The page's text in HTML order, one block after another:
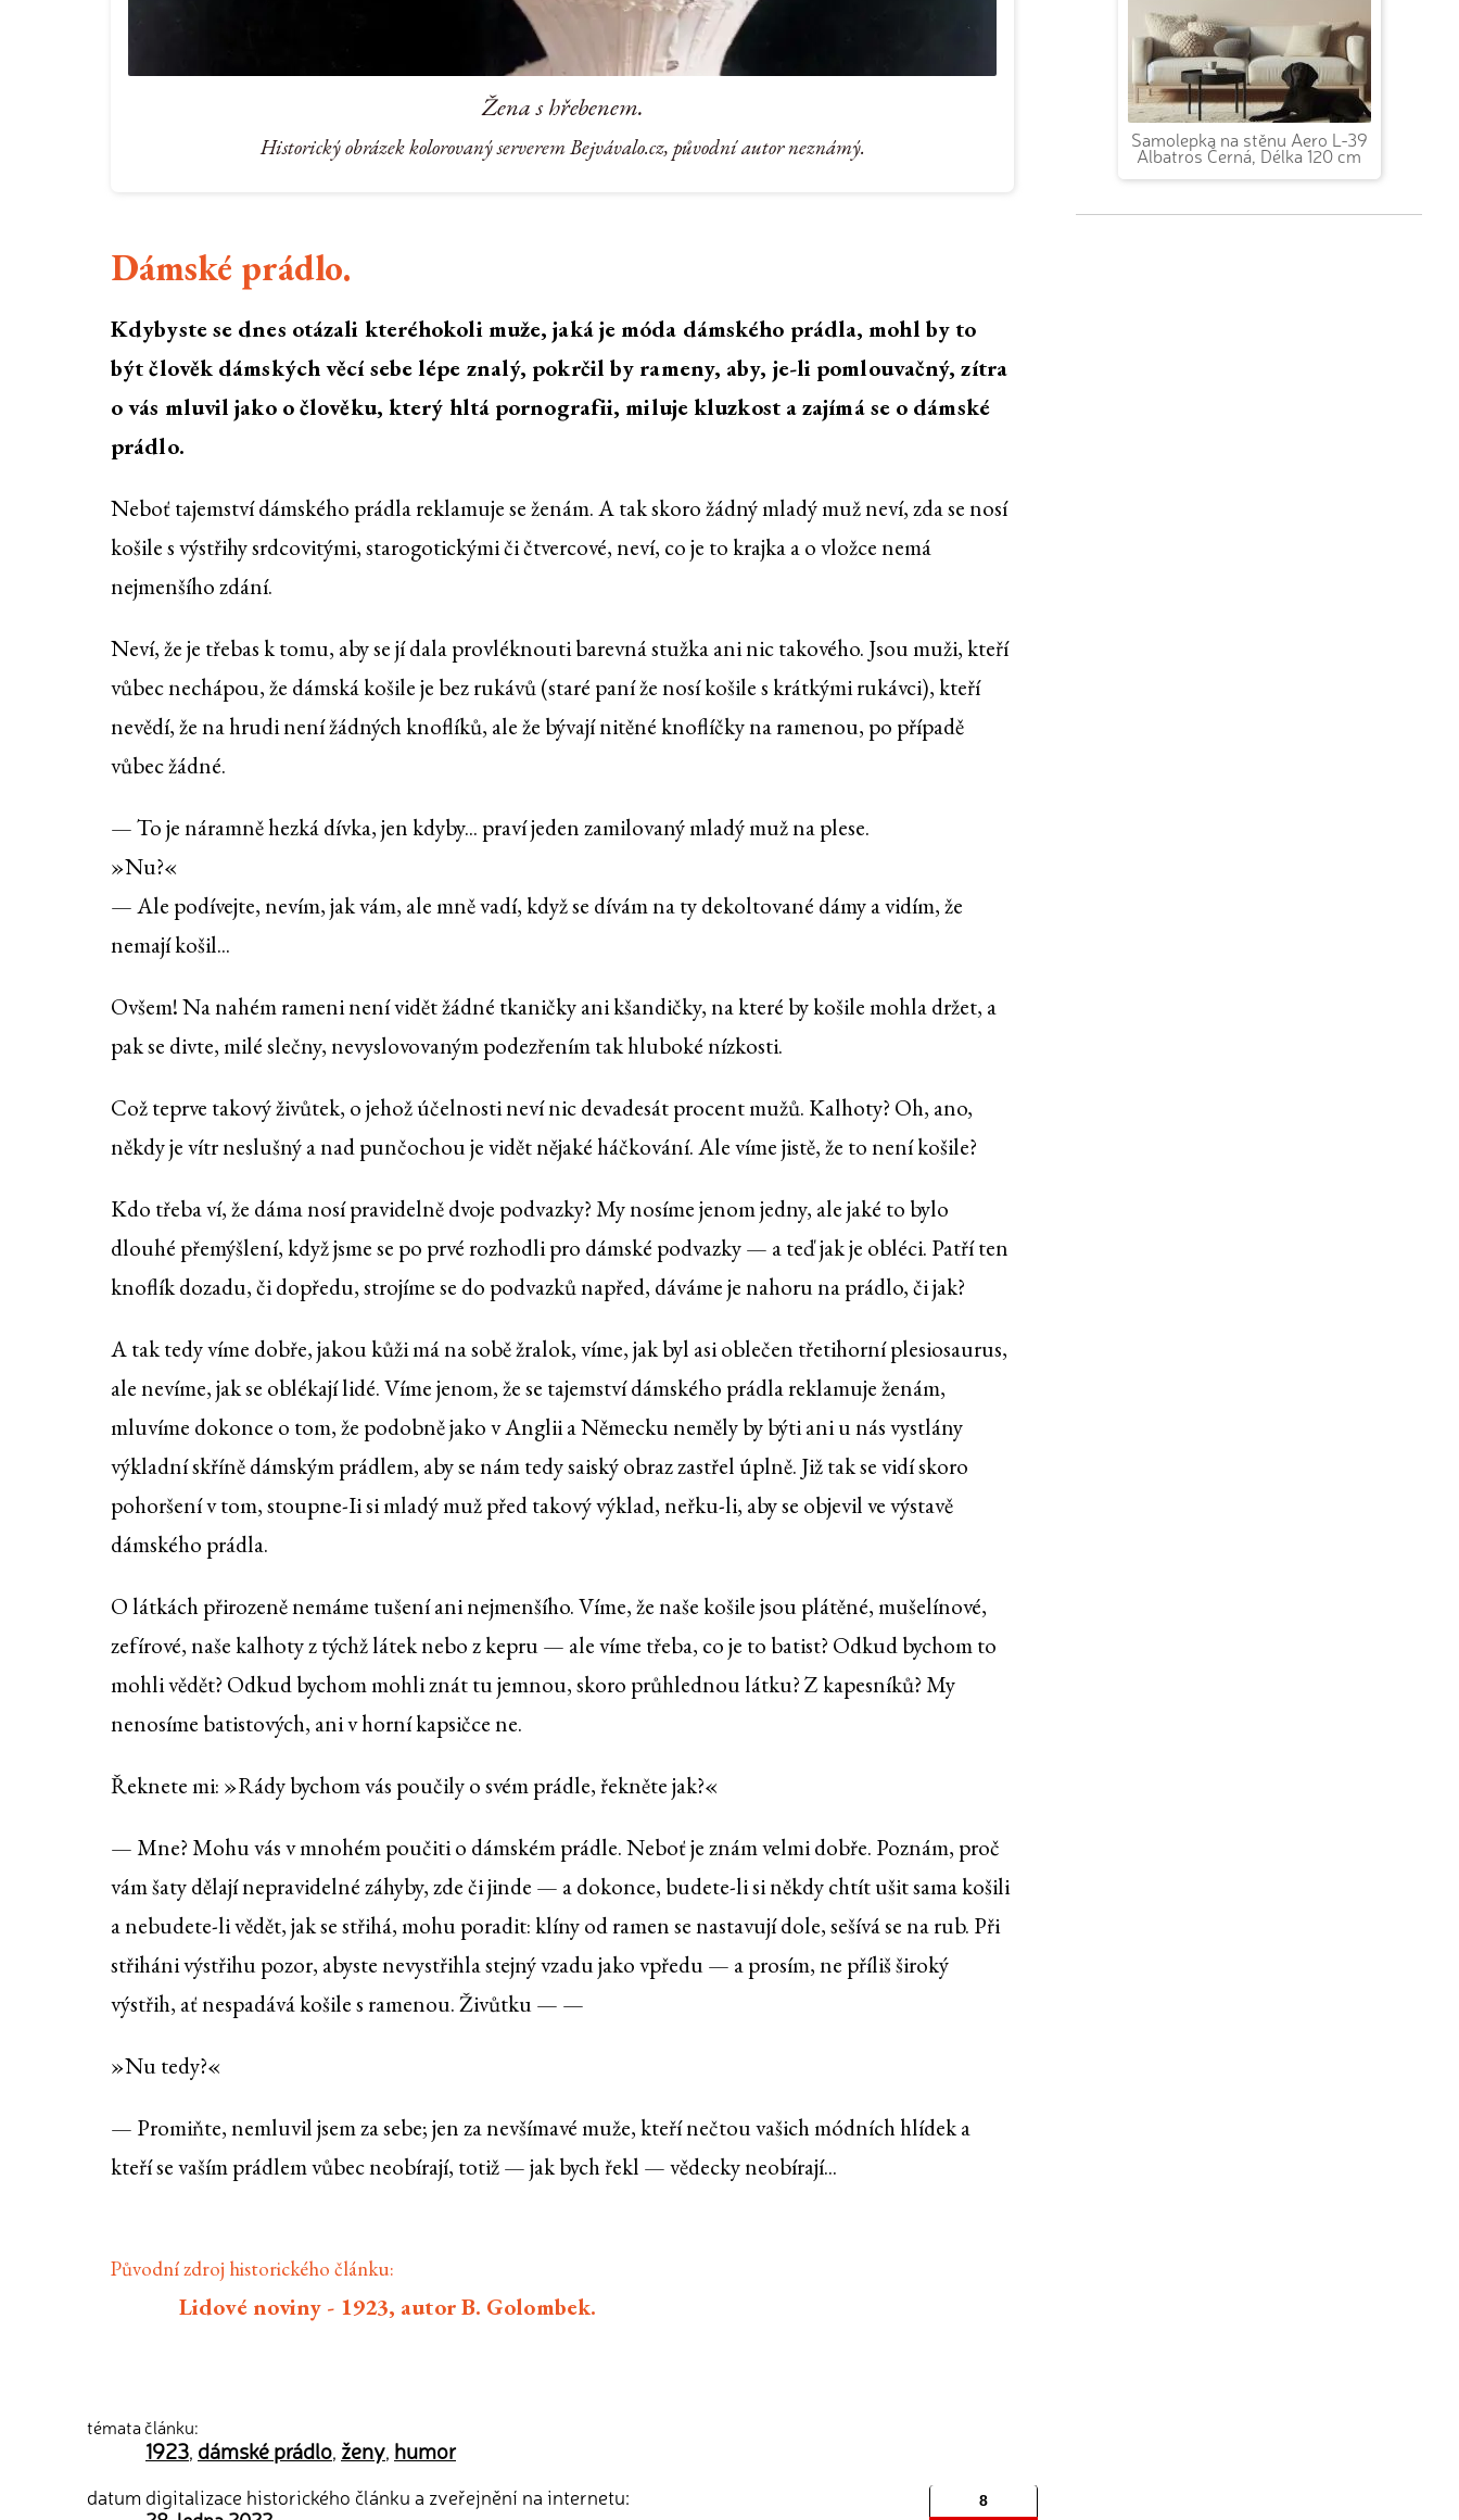
Žena s hřebenem.
Historický obrázek kolorovaný serverem Bejvávalo.cz, původní autor neznámý.
Dámské prádlo.
Kdybyste se dnes otázali kteréhokoli muže, jaká je móda dámského prádla, mohl by to
být člověk dámských věcí sebe lépe znalý, pokrčil by rameny, aby, je-li pomlouvačný, zítra
o vás mluvil jako o člověku, který hltá pornografii, miluje kluzkost a zajímá se o dámské
prádlo.
Neboť tajemství dámského prádla reklamuje se ženám. A tak skoro žádný mladý muž neví, zda se nosí
košile s výstřihy srdcovitými, starogotickými či čtvercové, neví, co je to krajka a o vložce nemá
nejmenšího zdání.
Neví, že je třebas k tomu, aby se jí dala provléknouti barevná stužka ani nic takového. Jsou muži, kteří
vůbec nechápou, že dámská košile je bez rukávů (staré paní že nosí košile s krátkými rukávci), kteří
nevědí, že na hrudi není žádných knoflíků, ale že bývají nitěné knoflíčky na ramenou, po případě
vůbec žádné.
— To je náramně hezká dívka, jen kdyby... praví jeden zamilovaný mladý muž na plese.
»Nu?«
— Ale podívejte, nevím, jak vám, ale mně vadí, když se dívám na ty dekoltované dámy a vidím, že
nemají košil...
Ovšem! Na nahém rameni není vidět žádné tkaničky ani kšandičky, na které by košile mohla držet, a
pak se divte, milé slečny, nevyslovovaným podezřením tak hluboké nízkosti.
Což teprve takový živůtek, o jehož účelnosti neví nic devadesát procent mužů. Kalhoty? Oh, ano,
někdy je vítr neslušný a nad punčochou je vidět nějaké háčkování. Ale víme jistě, že to není košile?
Kdo třeba ví, že dáma nosí pravidelně dvoje podvazky? My nosíme jenom jedny, ale jaké to bylo
dlouhé přemýšlení, když jsme se po prvé rozhodli pro dámské podvazky — a teď jak je obléci. Patří ten
knoflík dozadu, či dopředu, strojíme se do podvazků napřed, dáváme je nahoru na prádlo, či jak?
A tak tedy víme dobře, jakou kůži má na sobě žralok, víme, jak byl asi oblečen třetihorní plesiosaurus,
ale nevíme, jak se oblékají lidé. Víme jenom, že se tajemství dámského prádla reklamuje ženám,
mluvíme dokonce o tom, že podobně jako v Anglii a Německu neměly by býti ani u nás vystlány
výkladní skříně dámským prádlem, aby se nám tedy saiský obraz zastřel úplně. Již tak se vidí skoro
pohoršení v tom, stoupne-Ii si mladý muž před takový výklad, neřku-li, aby se objevil ve výstavě
dámského prádla.
O látkách přirozeně nemáme tušení ani nejmenšího. Víme, že naše košile jsou plátěné, mušelínové,
zefírové, naše kalhoty z týchž látek nebo z kepru — ale víme třeba, co je to batist? Odkud bychom to
mohli vědět? Odkud bychom mohli znát tu jemnou, skoro průhlednou látku? Z kapesníků? My
nenosíme batistových, ani v horní kapsičce ne.
Řeknete mi: »Rády bychom vás poučily o svém prádle, řekněte jak?«
— Mne? Mohu vás v mnohém poučiti o dámském prádle. Neboť je znám velmi dobře. Poznám, proč
vám šaty dělají nepravidelné záhyby, zde či jinde — a dokonce, budete-li si někdy chtít ušit sama košili
a nebudete-li vědět, jak se střihá, mohu poradit: klíny od ramen se nastavují dole, sešívá se na rub. Při
střiháni výstřihu pozor, abyste nevystřihla stejný vzadu jako vpředu — a prosím, ne příliš široký
výstřih, ať nespadává košile s ramenou. Živůtku — —
»Nu tedy?«
— Promiňte, nemluvil jsem za sebe; jen za nevšímavé muže, kteří nečtou vašich módních hlídek a
kteří se vaším prádlem vůbec neobírají, totiž — jak bych řekl — vědecky neobírají...
Původní zdroj historického článku:
Lidové noviny - 1923, autor B. Golombek.
témata článku:
1923, dámské prádlo, ženy, humor
datum digitalizace historického článku a zveřejnění na internetu:
Samolepka na stěnu Aero L-39
Albatros Černá, Délka 120 cm